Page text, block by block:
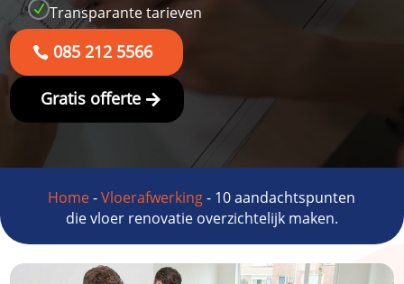
N Transparante tarieven
085 212 5566
Gratis offerte
Home-Vloerafwerking- 10 aandachtspunten
die vloer renovatie overzichtelijk maken.